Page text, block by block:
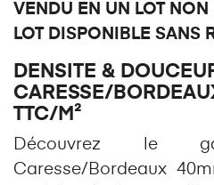
VENDU EN UN LOT
LOT DISPONIBLE SANS
DENSITE &
CARESSE/
TTC/M²
Découvrez le
Caresse/Bordeaux